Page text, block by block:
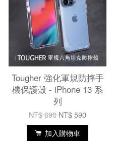
Tougher 強化軍規防摔手
機保護殼 - iPhone 13 系
列
NT$ 690NT$ 590
加入購物車